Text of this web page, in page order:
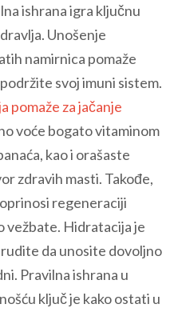
ishrana igra ključnu
Unošenje
namirnica pomaže
svoj imuni sistem.
pomaže za jačanje
voće bogato vitaminom
kao i orašaste
zdravih masti. Takođe,
regeneraciji
vežbate. Hidratacija je
da unosite dovoljno
Pravilna ishrana u
ključ je kako ostati u